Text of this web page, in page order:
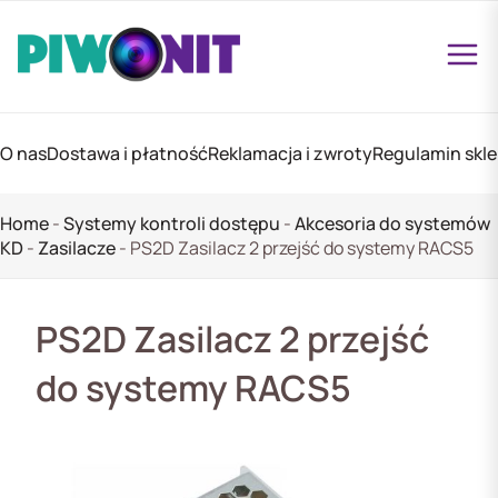
O nasDostawa i płatnośćReklamacja i zwrotyRegulamin
Home-Systemy kontroli dostępu -Akcesoria do systemów
KD- Zasilacze- PS2D Zasilacz 2 przejść do systemy RACS5
PS2D Zasilacz 2 przejść
do systemy RACS5